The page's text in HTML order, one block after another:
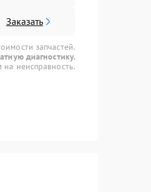
Заказать
запчастей.
диагностику.
неисправность.